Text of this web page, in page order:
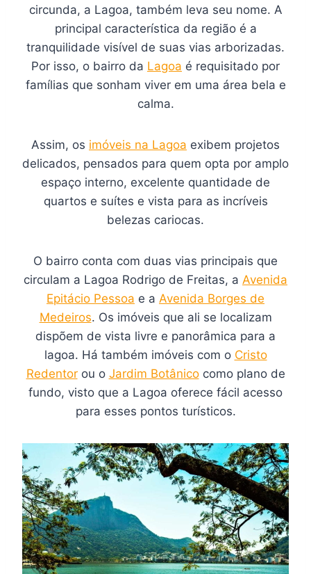
circunda, a Lagoa, também leva seu nome. A
principal característica da região é a
tranquilidade visível de suas vias arborizadas.
Por isso, o bairro da Lagoa é requisitado por
famílias que sonham viver em uma área bela e
calma.
Assim, os imóveis na Lagoa exibem projetos
delicados, pensados para quem opta por amplo
espaço interno, excelente quantidade de
quartos e suítes e vista para as incríveis
belezas cariocas.
O bairro conta com duas vias principais que
circulam a Lagoa Rodrigo de Freitas, a Avenida
Epitácio Pessoa e a Avenida Borges de
Medeiros. Os imóveis que ali se localizam
dispõem de vista livre e panorâmica para a
lagoa. Há também imóveis com o Cristo
Redentorou o Jardim Botânicocomo plano de
fundo, visto que a Lagoa oferece fácil acesso
para esses pontos turísticos.